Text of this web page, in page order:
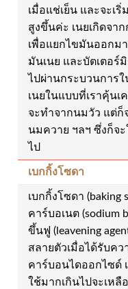
เมื่อแช่เย็น และจะเ
สูงขึ้นค่ะ เนยเกิดจา
เพื่อแยกไขมันออกม
มันเนย และบัตเตอร์
ไปผ่านกระบวนการ
เนยในแบบที่เราคุ้นเ
จะทำจากนมวัว แต่
นมควาย ฯลฯ ซึ่งก็จ
ไป
เบกกิ้งโซดา
เบกกิ้งโซดา (baking
คาร์บอเนต (sodium
ขึ้นฟู (leavening
สลายตัวเมื่อได้รับค
คาร์บอนไดออกไซด์
ใช้มากเกินไปจะเหลื